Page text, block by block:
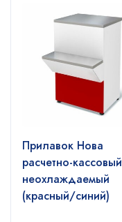
Прилавок Нова
расчетно-кассовый
неохлаждаемый
(красный/синий)